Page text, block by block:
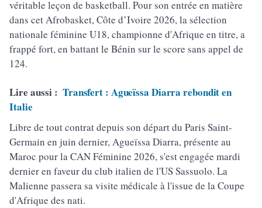
véritable leçon de basketball. Pour son entrée en matière
dans cet Afrobasket, Côte d’Ivoire 2026, la sélection
nationale féminine U18, championne d'Afrique en titre, a
frappé fort, en battant le Bénin sur le score sans appel de
124.
Lire aussi : Transfert : Agueïssa Diarra rebondit en
Italie
Libre de tout contrat depuis son départ du Paris Saint-
Germain en juin dernier, Agueïssa Diarra, présente au
Maroc pour la CAN Féminine 2026, s'est engagée mardi
dernier en faveur du club italien de l'US Sassuolo. La
Malienne passera sa visite médicale à l'issue de la Coupe
d'Afrique des nati.